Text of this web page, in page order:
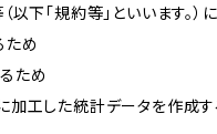
以下「規約等」といいます
ため
ため
加工した統計データを作成